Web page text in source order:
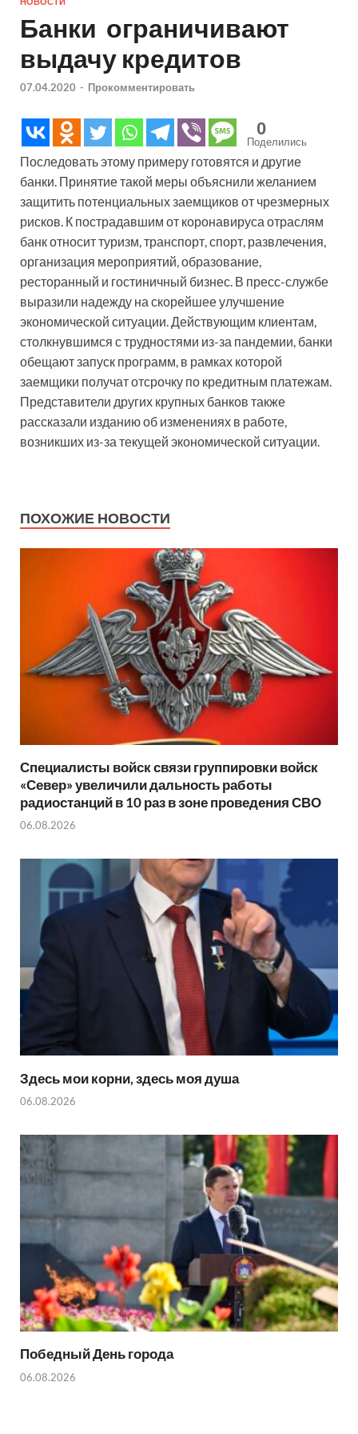
Банки ограничивают
выдачу кредитов
07.04.2020 - Прокомментировать
0
Поделились
Последовать этому примеру готовятся и другие
банки. Принятие такой меры объяснили желанием
защитить потенциальных заемщиков от чрезмерных
рисков. К пострадавшим от коронавируса отраслям
банк относит туризм, транспорт, спорт, развлечения,
организация мероприятий, образование,
ресторанный и гостиничный бизнес. В пресс-службе
выразили надежду на скорейшее улучшение
экономической ситуации. Действующим клиентам,
столкнувшимся с трудностями из-за пандемии, банки
обещают запуск программ, в рамках которой
заемщики получат отсрочку по кредитным платежам.
Представители других крупных банков также
рассказали изданию об изменениях в работе,
возникших из-за текущей экономической ситуации.
ПОХОЖИЕ НОВОСТИ
Специалисты войск связи группировки войск
«Север» увеличили дальность работы
радиостанций в 10 раз в зоне проведения СВО
06.08.2026
Здесь мои корни, здесь моя душа
06.08.2026
Победный День города
06.08.2026